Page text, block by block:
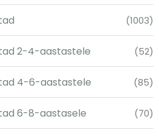
(1003)
2-4-aastastele (52)
4-6-aastastele (85)
6-8-aastasele (70)